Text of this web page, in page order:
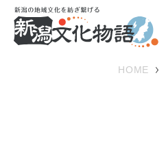
HOME